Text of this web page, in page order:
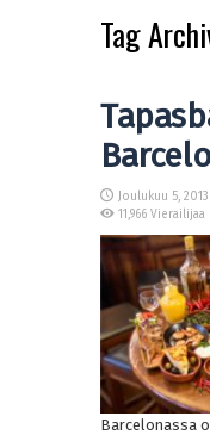
Tag
Joulukuu 5, 2013
11,966 Vierailijaa
Barcelonassa